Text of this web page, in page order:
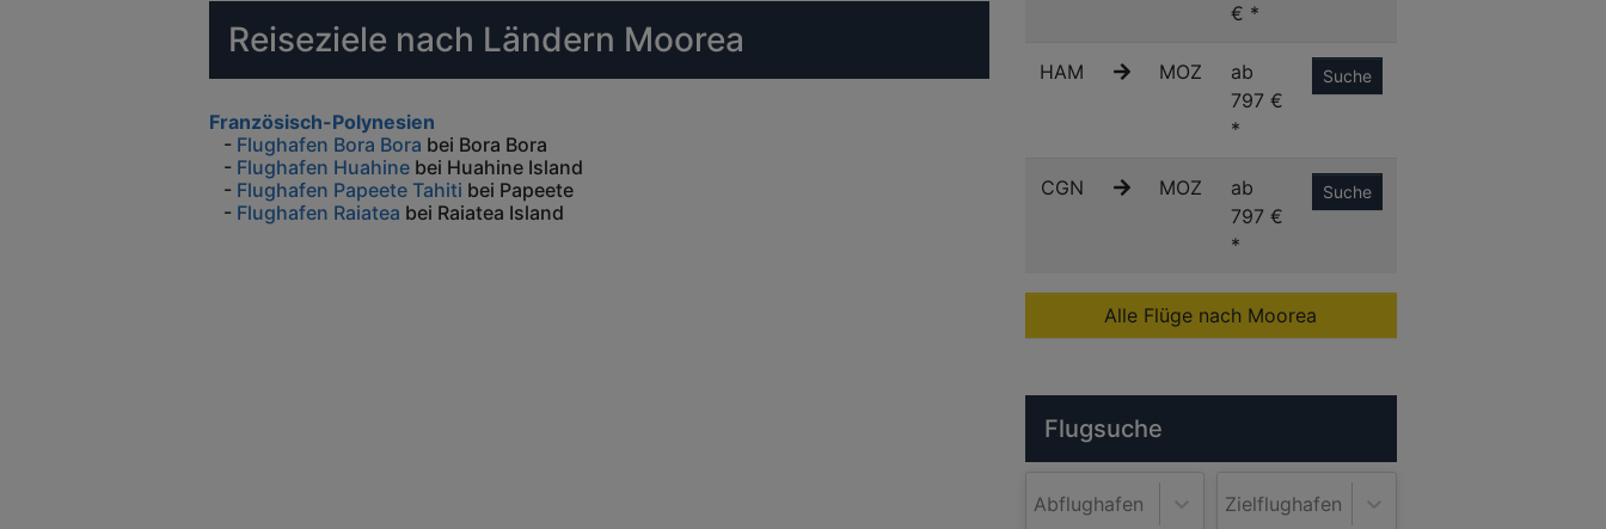
Reiseziele nach Ländern Moorea
Französisch-Polynesien
- Flughafen Bora Bora bei Bora Bora
- Flughafen Huahine bei Huahine Island
- Flughafen Papeete Tahiti bei Papeete
- Flughafen Raiatea bei Raiatea Island
€ *
HAM MOZ
ab
797 €
*
Suche
CGN MOZ
ab
797 €
*
Suche
Alle Flüge nach Moorea
Flugsuche
Abflughafen Zielflughafen